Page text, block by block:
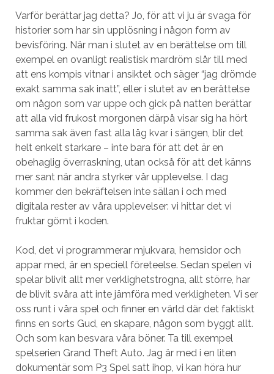
Varför berättar jag detta? Jo, för att vi ju är svaga för
historier som har sin upplösning i någon form av
bevisföring. När man i slutet av en berättelse om till
exempel en ovanligt realistisk mardröm slår till med
att ens kompis vitnar i ansiktet och säger “jag drömde
exakt samma sak inatt”, eller i slutet av en berättelse
om någon som var uppe och gick på natten berättar
att alla vid frukost morgonen därpå visar sig ha hört
samma sak även fast alla låg kvar i sängen, blir det
helt enkelt starkare – inte bara för att det är en
obehaglig överraskning, utan också för att det känns
mer sant när andra styrker vår upplevelse. I dag
kommer den bekräftelsen inte sällan i och med
digitala rester av våra upplevelser: vi hittar det vi
fruktar gömt i koden.
Kod, det vi programmerar mjukvara, hemsidor och
appar med, är en speciell företeelse. Sedan spelen vi
spelar blivit allt mer verklighetstrogna, allt större, har
de blivit svåra att inte jämföra med verkligheten. Vi ser
oss runt i våra spel och finner en värld där det faktiskt
finns en sorts Gud, en skapare, någon som byggt allt.
Och som kan besvara våra böner. Ta till exempel
spelserien Grand Theft Auto. Jag är med i en liten
dokumentär som P3 Spel satt ihop, vi kan höra hur